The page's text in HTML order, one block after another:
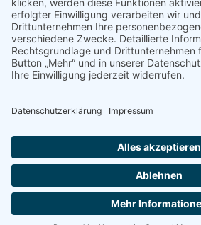
Home Leistungen Privat
Unternehmen Kontakt
© Copyright – J. Nagel GmbH | DESIGN & CODE by